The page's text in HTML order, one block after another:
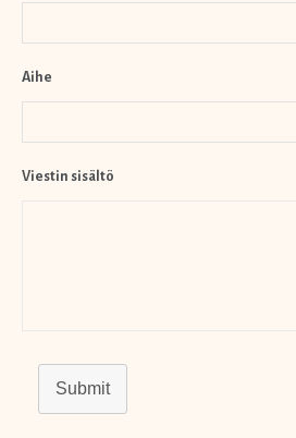
Aihe
Viestin sisältö
Submit